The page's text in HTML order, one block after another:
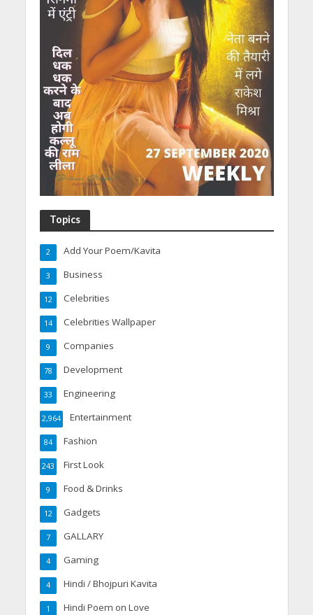
Topics
Add Your Poem/Kavita
2
Business
3
Celebrities
12
Celebrities Wallpaper
14
Companies
9
Development
78
Engineering
33
Entertainment
2,964
Fashion
84
First Look
243
Food & Drinks
9
Gadgets
12
GALLARY
7
Gaming
4
Hindi / Bhojpuri Kavita
4
Hindi Poem on Love
1